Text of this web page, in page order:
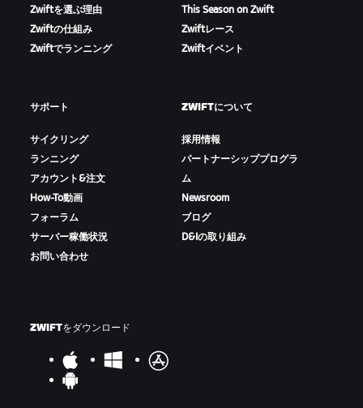
Zwiftを選ぶ理由
Zwiftの仕組み
Zwiftでランニング
This Season on Zwift
Zwiftレース
Zwiftイベント
サポート
サイクリング
ランニング
アカウント&注文
How-To動画
フォーラム
サーバー稼働状況
お問い合わせ
ZWIFTについて
採用情報
パートナーシッププログラ
ム
Newsroom
ブログ
D&Iの取り組み
ZWIFTをダウンロード